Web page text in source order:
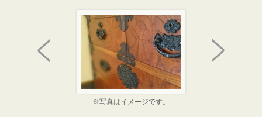
※写真はイメージです。